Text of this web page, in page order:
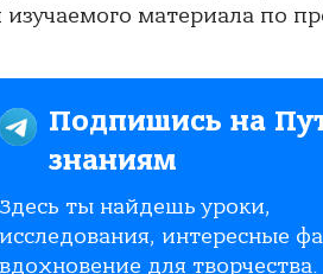
материала по
Подпишись на
знаниям
Здесь ты найдешь уроки,
исследования, интересные
вдохновение для творчества.